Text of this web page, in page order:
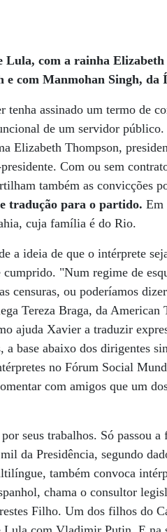
com a rainha
e com Manmohan Singh, da
tenha assinado um termo de
de um servidor
Elizabeth Thompson,
Com ou sem
também as convicções
tradução para o partido. Em
cuja família é do Rio.
a ideia de que o intérprete
"Num regime de
censuras, ou poderíamos
Tereza Braga, da
ajuda Xavier a traduzir
a base abaixo dos dirigentes
no Fórum Social
com amigos que um
seus trabalhos. Só passou
da Presidência, segundo
também convoca
chama o consultor
Filho. Um dos filhos do